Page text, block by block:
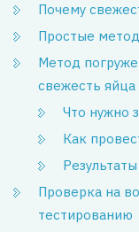
Почему
Простые
Метод
свежесть яйца
Что нужно
Как
Проверка на
тестированию